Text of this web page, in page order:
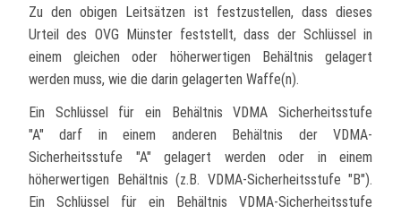
Zu den obigen Leitsätzen ist festzustellen, dass dieses
Urteil des OVG Münster feststellt, dass der Schlüssel in
einem gleichen oder höherwertigen Behältnis gelagert
werden muss, wie die darin gelagerten Waffe(n).
Ein Schlüssel für ein Behältnis VDMA Sicherheitsstufe
"A" darf in einem anderen Behältnis der VDMA-
Sicherheitsstufe "A" gelagert werden oder in einem
höherwertigen Behältnis (z.B. VDMA-Sicherheitsstufe "B").
Ein Schlüssel für ein Behältnis VDMA-Sicherheitsstufe